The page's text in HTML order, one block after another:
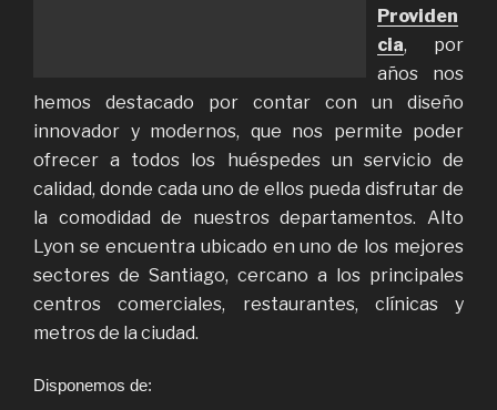
Providen
cia, por
años nos
hemos destacado por contar con un diseño
innovador y modernos, que nos permite poder
ofrecer a todos los huéspedes un servicio de
calidad, donde cada uno de ellos pueda disfrutar de
la comodidad de nuestros departamentos. Alto
Lyon se encuentra ubicado en uno de los mejores
sectores de Santiago, cercano a los principales
centros comerciales, restaurantes, clínicas y
metros de la ciudad.
Disponemos de: